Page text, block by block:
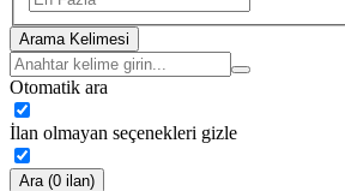
Arama Kelimesi
Otomatik ara
İlan olmayan seçenekleri gizle
Ara (0 ilan)